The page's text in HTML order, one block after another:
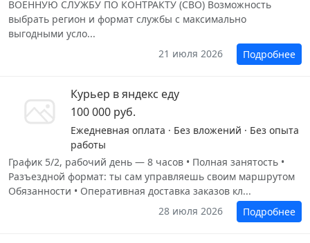
ВОЕННУЮ СЛУЖБУ ПО КОНТРАКТУ (СВО) Возможность
выбрать регион и формат службы с максимально
выгодными усло...
21 июля 2026
Подробнее
Курьер в яндекс еду
100 000 руб.
Ежедневная оплата · Без вложений · Без опыта
работы
График 5/2, рабочий день — 8 часов • Полная занятость •
Разъездной формат: ты сам управляешь своим маршрутом
Обязанности • Оперативная доставка заказов кл...
28 июля 2026
Подробнее